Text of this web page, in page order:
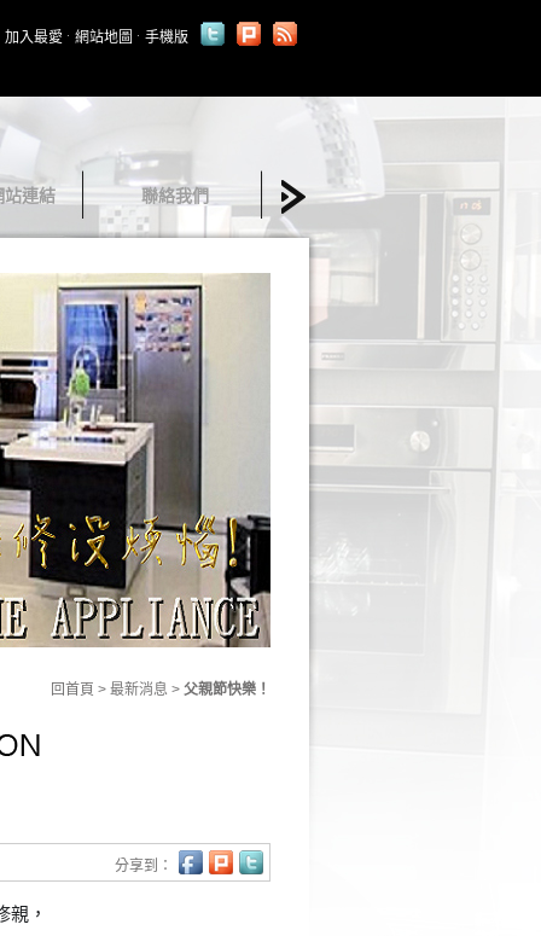
加入最愛 網站地圖 手機版
站連結 聯絡我們
回首頁 > 最新消息 > 父親節快樂！
分享到：
親，